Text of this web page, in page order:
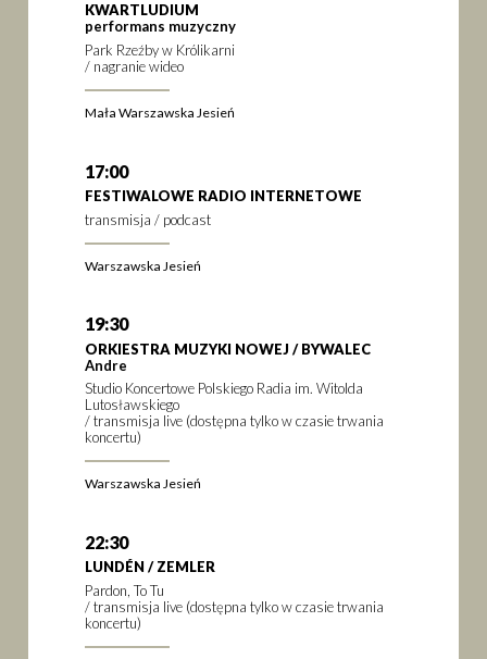
KWARTLUDIUM
performans muzyczny
Park Rzeźby w Królikarni
/ nagranie wideo
Mała Warszawska Jesień
17:00
FESTIWALOWE RADIO INTERNETOWE
transmisja / podcast
Warszawska Jesień
19:30
ORKIESTRA MUZYKI NOWEJ / BYWALEC
Andre
Studio Koncertowe Polskiego Radia im. Witolda
Lutosławskiego
/ transmisja live (dostępna tylko w czasie trwania
koncertu)
Warszawska Jesień
22:30
LUNDÉN / ZEMLER
Pardon, To Tu
/ transmisja live (dostępna tylko w czasie trwania
koncertu)